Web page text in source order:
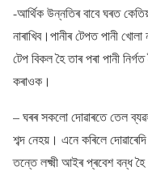
-আৰ্থিক উন্নতিৰ বাবে ঘৰত
নাৰাখিব।পানীৰ টেপত পানী
টেপ বিকল হৈ তাৰ পৰা পানী
কৰাওক।
– ঘৰৰ সকলো দোৱাৰতে তেল
শব্দ নেহয়। এনে কৰিলে
তন্তে লক্ষ্মী আইৰ প্ৰবেশ বন্ধ